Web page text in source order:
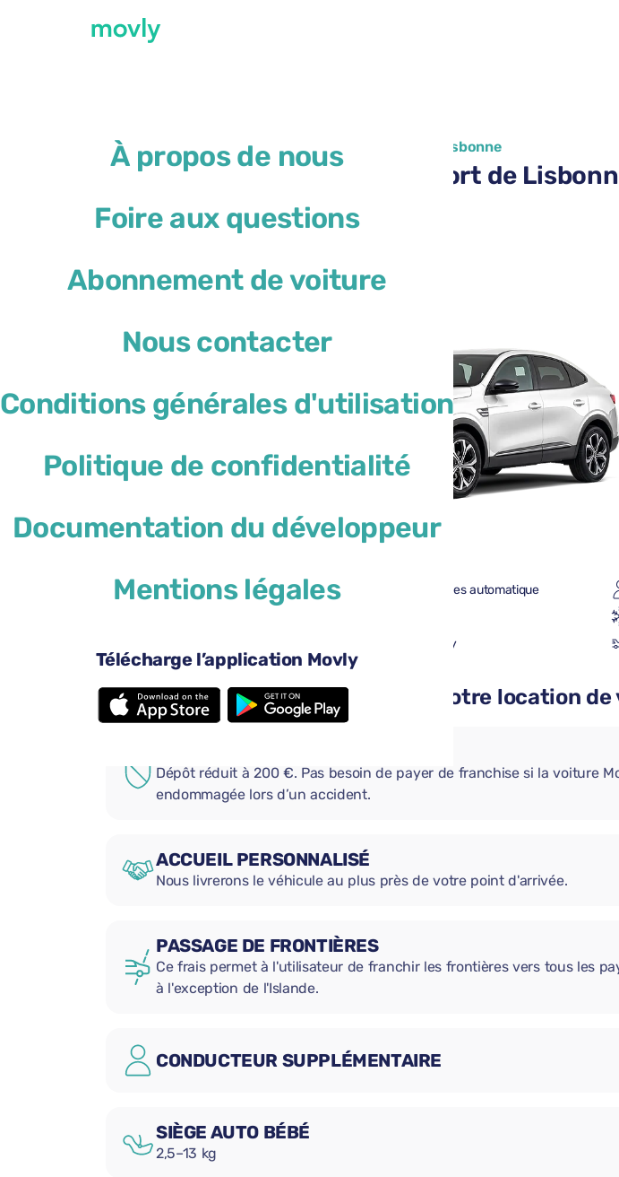
À propos de nous
Foire aux questions
Abonnement de voiture
Nous contacter
Conditions générales d'utilisation
Politique de confidentialité
Documentation du développeur
Mentions légales
Télécharge l’application Movly
←Toutes les voitures disponibles à l’aéroport de Lisbonne
Location de voiture à l’aéroport de
ou similaire
4 portes Boîte à vitesses automatique
Apple CarPlay
Bluetooth
Ajoutez des options pratiques à votre location de
Dépôt réduit à 200 €. Pas besoin de payer de franchise si la voiture
endommagée lors d’un accident.
ACCUEIL PERSONNALISÉ
Nous livrerons le véhicule au plus près de votre point d'arrivée.
PASSAGE DE FRONTIÈRES
Ce frais permet à l'utilisateur de franchir les frontières vers tous les
à l'exception de l'Islande.
CONDUCTEUR SUPPLÉMENTAIRE
SIÈGE AUTO BÉBÉ
2,5–13 kg